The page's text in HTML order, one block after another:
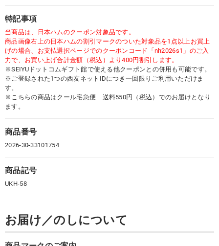
特記事項
当商品は、日本ハムのクーポン対象品です。
商品画像右上の日本ハムの割引マークのついた対象品を1点以上お買上
げの場合、お支払選択ページでのクーポンコード「nh2026s1」のご入
力で、お買い上げ合計金額（税込）より400円割引します。
※SEIYUドットコムギフト館で使える他クーポンとの併用も可能です。
※ご登録された1つの西友ネットIDにつき一回限りご利用いただけま
す。
※こちらの商品はクール宅急便 送料550円（税込）でのお届けとなり
ます。
商品番号
2026-30-33101754
商品記号
UKH-58
お届け／のしについて